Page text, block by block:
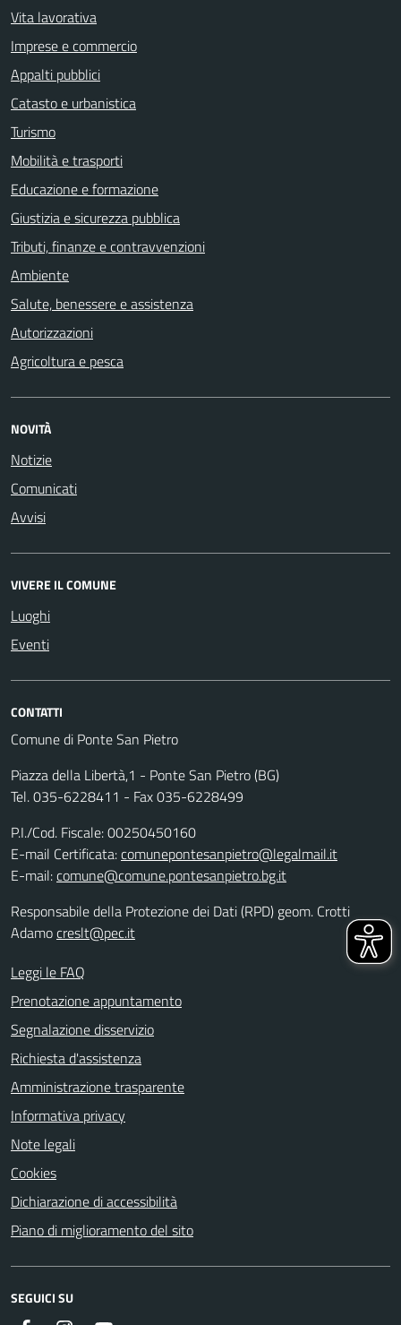
Vita lavorativa
Imprese e commercio
Appalti pubblici
Catasto e urbanistica
Turismo
Mobilità e trasporti
Educazione e formazione
Giustizia e sicurezza pubblica
Tributi, finanze e contravvenzioni
Ambiente
Salute, benessere e assistenza
Autorizzazioni
Agricoltura e pesca
NOVITÀ
Notizie
Comunicati
Avvisi
VIVERE IL COMUNE
Luoghi
Eventi
CONTATTI
Comune di Ponte San Pietro
Piazza della Libertà,1 - Ponte San Pietro (BG)
Tel. 035-6228411 - Fax 035-6228499
P.I./Cod. Fiscale: 00250450160
E-mail Certificata:comunepontesanpietro@legalmail.it
E-mail:comune@comune.pontesanpietro.bg.it
Responsabile della Protezione dei Dati (RPD) geom. Crotti
Adamocreslt@pec.it
Leggi le FAQ
Prenotazione appuntamento
Segnalazione disservizio
Richiesta d'assistenza
Amministrazione trasparente
Informativa privacy
Note legali
Cookies
Dichiarazione di accessibilità
Piano di miglioramento del sito
SEGUICI SU